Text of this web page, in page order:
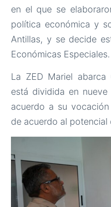
en el que se
política económica y
Antillas, y se decide
Económicas Especiales.
La ZED Mariel
está dividida en
acuerdo a su
de acuerdo al potencial